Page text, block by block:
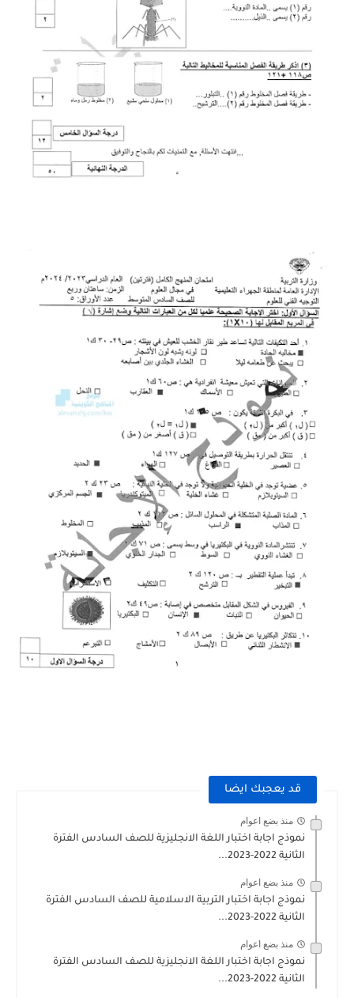
قد يعجبك ايضا
منذ بضع اعوام
نموذج اجابة اختبار اللغة الانجليزية للصف السادس الفترة
الثانية 2022-2023...
منذ بضع اعوام
نموذج اجابة اختبار التربية الاسلامية للصف السادس الفترة
الثانية 2022-2023...
منذ بضع اعوام
نموذج اجابة اختبار اللغة الانجليزية للصف السادس الفترة
الثانية 2022-2023...